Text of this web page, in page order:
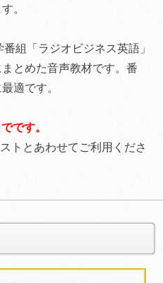
。
組「ラジオビジネス英語」
とめた音声教材です。番
適です。
です。
トとあわせてご利用くださ